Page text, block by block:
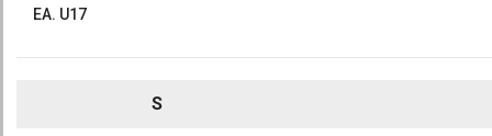
EA. U17
S